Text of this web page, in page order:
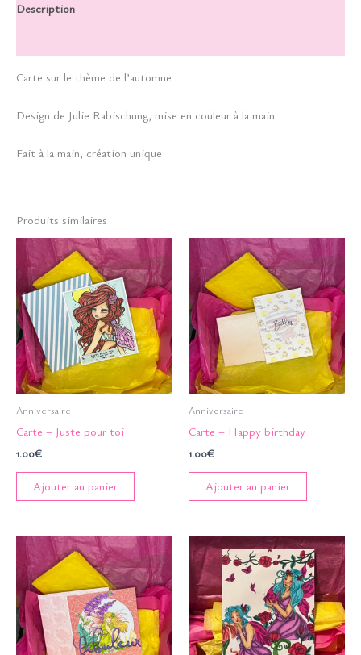
Description
Carte sur le thème de l’automne
Design de Julie Rabischung, mise en couleur à la main
Fait à la main, création unique
Produits similaires
Anniversaire
Carte – Juste pour toi
1.00€
Ajouter au panier
Anniversaire
Carte – Happy birthday
1.00€
Ajouter au panier